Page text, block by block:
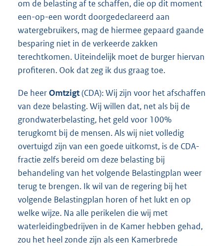
om de belasting af te schaffen, die op dit moment
een-op-een wordt doorgedeclareerd aan
watergebruikers, mag de hiermee gepaard gaande
besparing niet in de verkeerde zakken
terechtkomen. Uiteindelijk moet de burger hiervan
profiteren. Ook dat zeg ik dus graag toe.
De heerOmtzigt(CDA): Wij zijn voor het afschaffen
van deze belasting. Wij willen dat, net als bij de
grondwaterbelasting, het geld voor 100%
terugkomt bij de mensen. Als wij niet volledig
overtuigd zijn van een goede uitkomst, is de CDA-
fractie zelfs bereid om deze belasting bij
behandeling van het volgende Belastingplan weer
terug te brengen. Ik wil van de regering bij het
volgende Belastingplan horen of het lukt en op
welke wijze. Na alle perikelen die wij met
waterleidingbedrijven in de Kamer hebben gehad,
zou het heel zonde zijn als een Kamerbrede